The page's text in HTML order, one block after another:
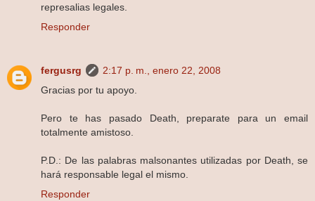
represalias legales.
Responder
fergusrg
2:17 p. m., enero 22, 2008
Gracias por tu apoyo.
Pero te has pasado Death, preparate para un email
totalmente amistoso.
P.D.: De las palabras malsonantes utilizadas por Death, se
hará responsable legal el mismo.
Responder